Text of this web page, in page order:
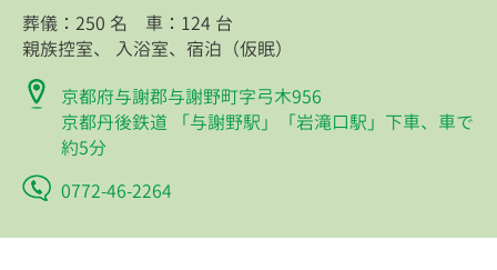
葬儀：250 名 車：124 台
親族控室、 入浴室、宿泊（仮眠）
京都府与謝郡与謝野町字弓木956
京都丹後鉄道 「与謝野駅」「岩滝口駅」下車、車で
約5分
0772-46-2264